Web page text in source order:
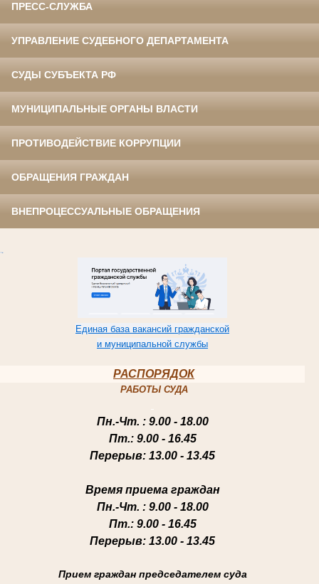
ПРЕСС-СЛУЖБА
УПРАВЛЕНИЕ СУДЕБНОГО ДЕПАРТАМЕНТА
СУДЫ СУБЪЕКТА РФ
МУНИЦИПАЛЬНЫЕ ОРГАНЫ ВЛАСТИ
ПРОТИВОДЕЙСТВИЕ КОРРУПЦИИ
ОБРАЩЕНИЯ ГРАЖДАН
ВНЕПРОЦЕССУАЛЬНЫЕ ОБРАЩЕНИЯ
Единая база вакансий гражданской
и муниципальной службы
РАСПОРЯДОК
РАБОТЫ СУДА
Пн.-Чт. : 9.00 - 18.00
Пт.: 9.00 - 16.45
Перерыв: 13.00 - 13.45
Время приема граждан
Пн.-Чт. : 9.00 - 18.00
Пт.: 9.00 - 16.45
Перерыв: 13.00 - 13.45
Прием граждан председателем суда